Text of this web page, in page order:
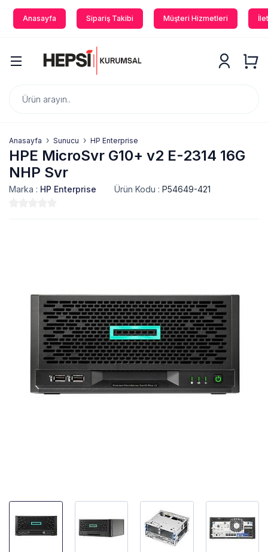
Anasayfa Sipariş Takibi Müşteri Hizmetleri
Anasayfa Sunucu HP Enterprise
HPE MicroSvr G10+ v2 E-2314 16G
NHP Svr
Marka : HP Enterprise Ürün Kodu : P54649-421